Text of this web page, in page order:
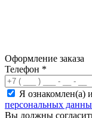
Оформление заказа
Телефон *
Я ознакомлен(а)
персональных
Вы должны